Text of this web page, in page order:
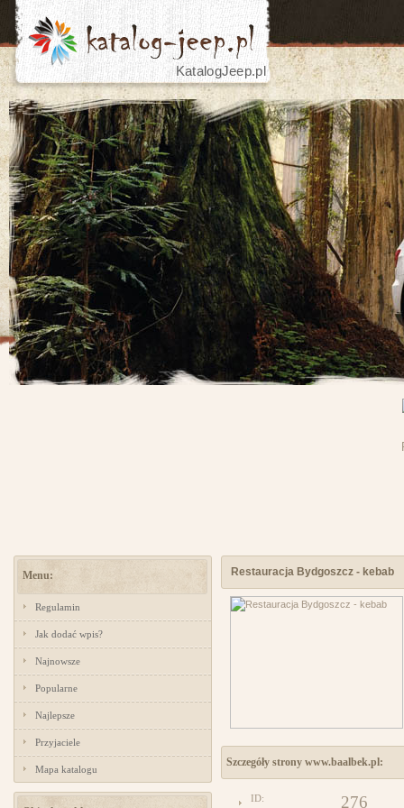
KatalogJeep.pl
Menu:
Regulamin
Jak dodać wpis?
Najnowsze
Popularne
Najlepsze
Przyjaciele
Mapa katalogu
Restauracja Bydgoszcz - kebab
Szczegóły strony www.baalbek.pl:
ID: 276